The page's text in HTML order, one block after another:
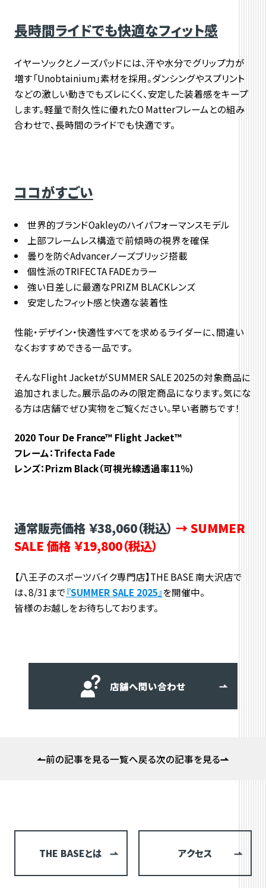
長時間ライドでも快適なフィット感
イヤーソックとノーズパッドには、汗や水分でグリップ力が
増す「Unobtainium」素材を採用。ダンシングやスプリント
などの激しい動きでもズレにくく、 安定した装着感をキープ
します。軽量で耐久性に優れたO Matterフレームとの組み
合わせで、 長時間のライドでも快適です。
ココがすごい
世界的ブランドOakleyのハイパフォーマンスモデル
上部フレームレス構造で前傾時の視界を確保
曇りを防ぐAdvancerノーズブリッジ搭載
個性派のTRIFECTA FADEカラー
強い日差しに最適なPRIZM BLACKレンズ
安定したフィット感と快適な装着性
性能・デザイン・快適性すべてを求めるライダーに、 間違い
なくおすすめできる一品です。
そんなFlight JacketがSUMMER SALE 2025の対象商品に
追加されました。展示品のみの限定商品になります。気にな
る方は店舗でぜひ実物をご覧ください。早い者勝ちです！
2020 Tour De France™ Flight Jacket™
フレーム：Trifecta Fade
レンズ：Prizm Black（可視光線透過率11％）
通常販売価格 ￥38,060（税込） → SUMMER
SALE 価格 ￥19,800（税込）
【八王子のスポーツバイク専門店】THE BASE 南大沢店で
は、8/31まで『SUMMER SALE 2025』を開催中。
皆様のお越しをお待ちしております。
店舗へ問い合わせ
前の記事を見る一覧へ戻る次の記事を見る
THE BASEとは アクセス